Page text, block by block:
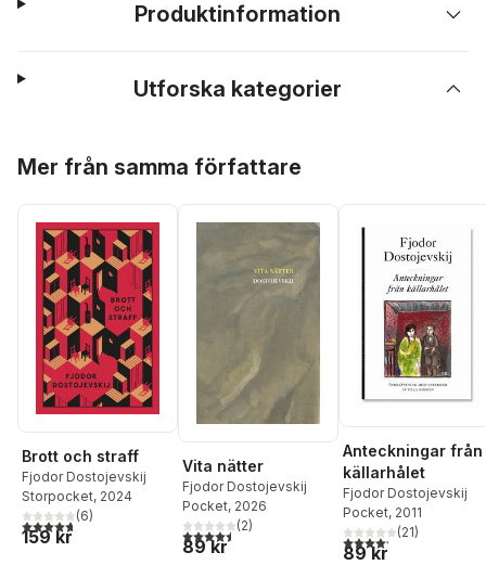
Produktinformation
Utforska kategorier
Mer från samma författare
Brott och straff
Fjodor Dostojevskij
Storpocket, 2024
4,7utav 5 stjärnor. Totalt antal röster:
(6)
159 kr
Vita nätter
Fjodor Dostojevskij
Pocket, 2026
4,5utav 5 stjärnor. Totalt antal röster:
(2)
89 kr
Anteckningar från
källarhålet
Fjodor Dostojevskij
Pocket, 2011
4,2utav 5 stjärnor.
(21)
89 kr